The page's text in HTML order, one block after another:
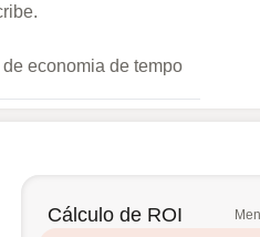
economia de tempo
Cálculo de ROI